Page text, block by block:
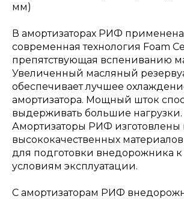
мм)
В амортизаторах РИФ
современная технология Foam
препятствующая вспениванию
Увеличенный масляный
обеспечивает лучшее
амортизатора. Мощный шток
выдерживать большие нагрузки.
Амортизаторы РИФ изготовлены
высококачественных
для подготовки внедорожника
условиям эксплуатации.
С амортизаторам РИФ